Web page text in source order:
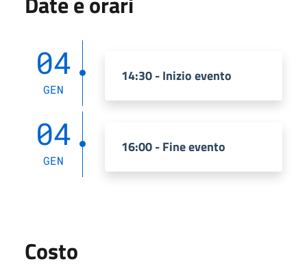
04
GEN
14:30 - Inizio evento
04
GEN
16:00 - Fine evento
Costo